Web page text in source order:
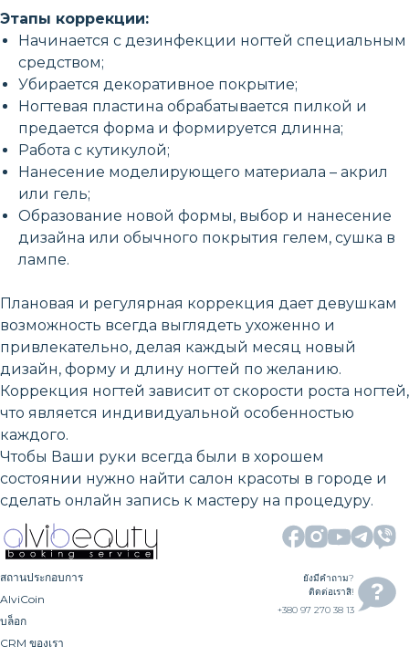
Этапы коррекции:
Начинается с дезинфекции ногтей специальным
средством;
Убирается декоративное покрытие;
Ногтевая пластина обрабатывается пилкой и
предается форма и формируется длинна;
Работа с кутикулой;
Нанесение моделирующего материала – акрил
или гель;
Образование новой формы, выбор и нанесение
дизайна или обычного покрытия гелем, сушка в
лампе.
Плановая и регулярная коррекция дает девушкам
возможность всегда выглядеть ухоженно и
привлекательно, делая каждый месяц новый
дизайн, форму и длину ногтей по желанию.
Коррекция ногтей зависит от скорости роста ногтей,
что является индивидуальной особенностью
каждого.
Чтобы Ваши руки всегда были в хорошем
состоянии нужно найти салон красоты в городе и
сделать онлайн запись к мастеру на процедуру.
สถานประกอบการ
AlviCoin
บล็อก
CRM ของเรา
ยังมีคำถาม?
ติดต่อเราสิ!
+380 97 270 38 13